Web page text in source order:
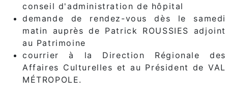
conseil d'administration de hôpital
demande de rendez-vous dès le samedi
matin auprès de Patrick ROUSSIES adjoint
au Patrimoine
courrier à la Direction Régionale des
Affaires Culturelles et au Président de VAL
MÉTROPOLE.